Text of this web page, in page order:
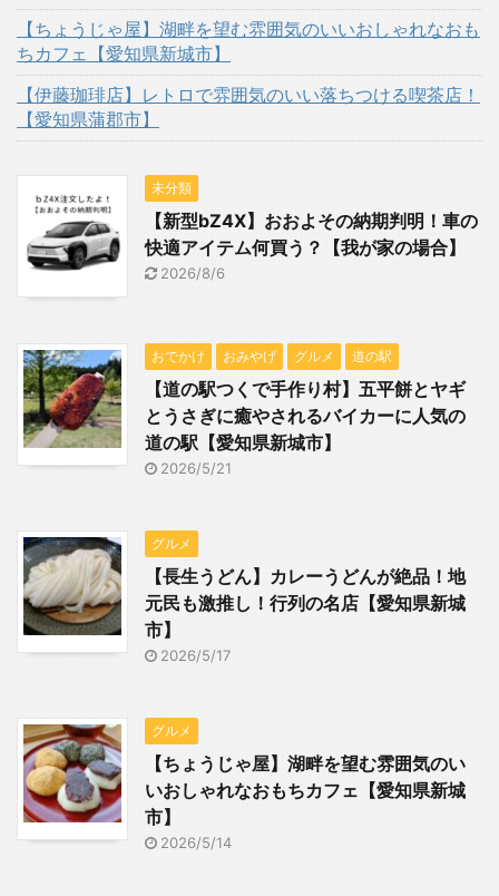
【ちょうじゃ屋】湖畔を望む雰囲気のいいおしゃれなおも
ちカフェ【愛知県新城市】
【伊藤珈琲店】レトロで雰囲気のいい落ちつける喫茶店！
【愛知県蒲郡市】
未分類
【新型bZ4X】おおよその納期判明！車の
快適アイテム何買う？【我が家の場合】
2026/8/6
おでかけ おみやげ グルメ 道の駅
【道の駅つくで手作り村】五平餅とヤギ
とうさぎに癒やされるバイカーに人気の
道の駅【愛知県新城市】
2026/5/21
グルメ
【長生うどん】カレーうどんが絶品！地
元民も激推し！行列の名店【愛知県新城
市】
2026/5/17
グルメ
【ちょうじゃ屋】湖畔を望む雰囲気のい
いおしゃれなおもちカフェ【愛知県新城
市】
2026/5/14